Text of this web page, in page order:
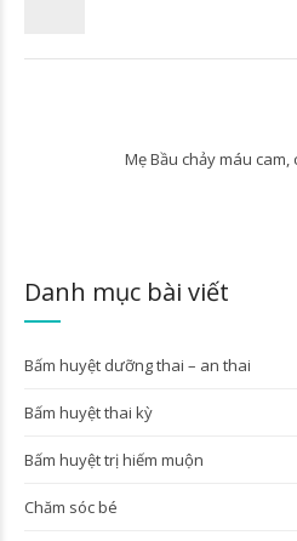
Mẹ Bầu chảy máu
Danh mục bài viết
Bấm huyệt dưỡng thai – an thai
Bấm huyệt thai kỳ
Bấm huyệt trị hiếm muộn
Chăm sóc bé